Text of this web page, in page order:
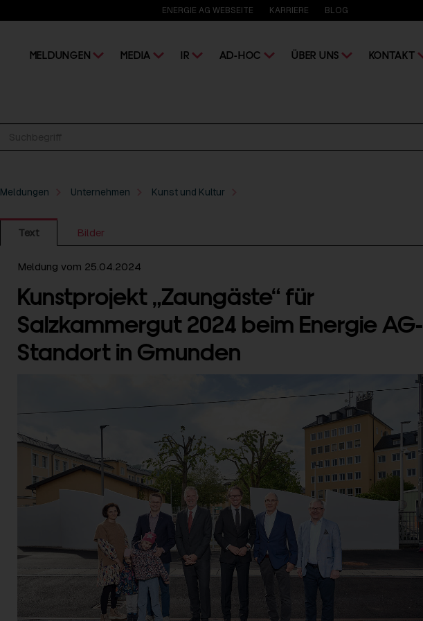
ENERGIE AG WEBSEITE KARRIERE BLOG
MELDUNGEN MEDIA IR AD-HOC ÜBER UNS KONTAKT
Meldungen Unternehmen Kunst und Kultur
Text Bilder
Meldung vom 25.04.2024
Kunstprojekt „Zaungäste“ für
Salzkammergut 2024 beim Energie AG-
Standort in Gmunden